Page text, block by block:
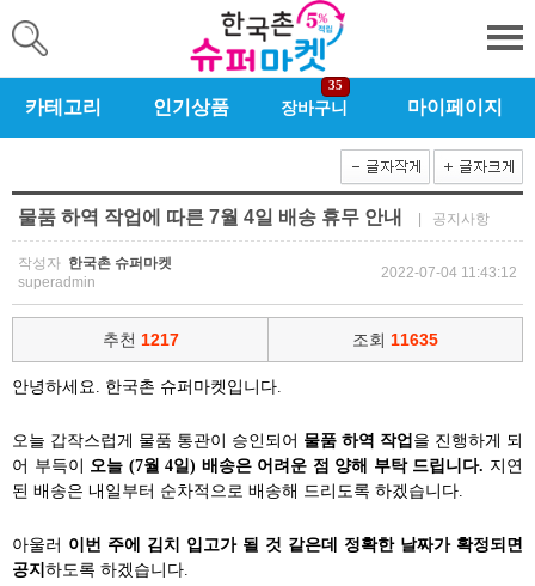
카테고리 인기상품 장바구니
35
마이페이지
물품 하역 작업에 따른 7월 4일 배송 휴무 안내 | 공지사항
작성자 한국촌 슈퍼마켓
superadmin
2022-07-04 11:43:12
추천 1217 조회 11635
안녕하세요. 한국촌 슈퍼마켓입니다.
오늘 갑작스럽게 물품 통관이 승인되어 물품 하역 작업 을 진행하게 되
어 부득이 오늘 (7월 4일) 배송은 어려운 점 양해 부탁 드립니다. 지연
된 배송은 내일부터 순차적으로 배송해 드리도록 하겠습니다.
아울러 이번 주에 김치 입고가 될 것 같은데 정확한 날짜가 확정되면
공지 하도록 하겠습니다.